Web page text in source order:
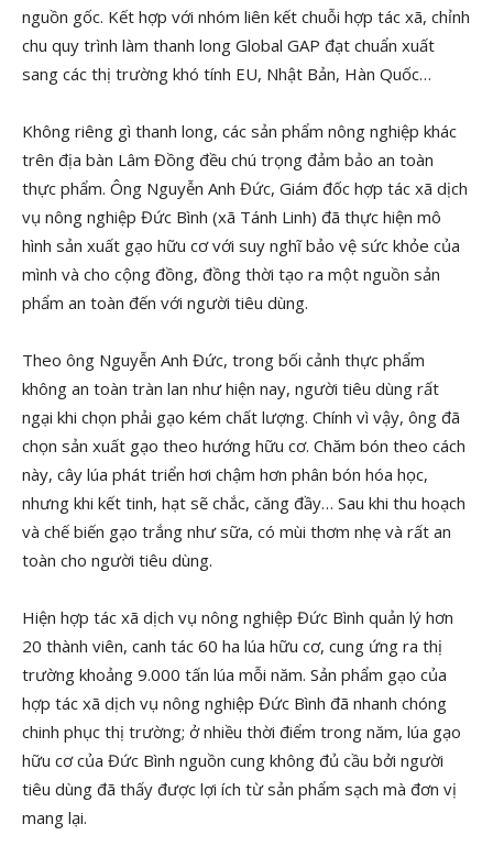
nguồn gốc. Kết hợp với nhóm liên kết chuỗi hợp tác xã, chỉnh
chu quy trình làm thanh long Global GAP đạt chuẩn xuất
sang các thị trường khó tính EU, Nhật Bản, Hàn Quốc…
Không riêng gì thanh long, các sản phẩm nông nghiệp khác
trên địa bàn Lâm Đồng đều chú trọng đảm bảo an toàn
thực phẩm. Ông Nguyễn Anh Đức, Giám đốc hợp tác xã dịch
vụ nông nghiệp Đức Bình (xã Tánh Linh) đã thực hiện mô
hình sản xuất gạo hữu cơ với suy nghĩ bảo vệ sức khỏe của
mình và cho cộng đồng, đồng thời tạo ra một nguồn sản
phẩm an toàn đến với người tiêu dùng.
Theo ông Nguyễn Anh Đức, trong bối cảnh thực phẩm
không an toàn tràn lan như hiện nay, người tiêu dùng rất
ngại khi chọn phải gạo kém chất lượng. Chính vì vậy, ông đã
chọn sản xuất gạo theo hướng hữu cơ. Chăm bón theo cách
này, cây lúa phát triển hơi chậm hơn phân bón hóa học,
nhưng khi kết tinh, hạt sẽ chắc, căng đầy… Sau khi thu hoạch
và chế biến gạo trắng như sữa, có mùi thơm nhẹ và rất an
toàn cho người tiêu dùng.
Hiện hợp tác xã dịch vụ nông nghiệp Đức Bình quản lý hơn
20 thành viên, canh tác 60 ha lúa hữu cơ, cung ứng ra thị
trường khoảng 9.000 tấn lúa mỗi năm. Sản phẩm gạo của
hợp tác xã dịch vụ nông nghiệp Đức Bình đã nhanh chóng
chinh phục thị trường; ở nhiều thời điểm trong năm, lúa gạo
hữu cơ của Đức Bình nguồn cung không đủ cầu bởi người
tiêu dùng đã thấy được lợi ích từ sản phẩm sạch mà đơn vị
mang lại.